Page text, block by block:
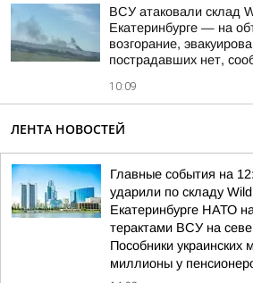
ВСУ атаковали склад
Екатеринбурге — на
возгорание,
пострадавших нет,
10:09
ЛЕНТА НОВОСТЕЙ
Главные события на
ударили по складу
Екатеринбурге НАТО
терактами ВСУ на
Пособники
миллионы у